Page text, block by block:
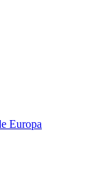
Europa